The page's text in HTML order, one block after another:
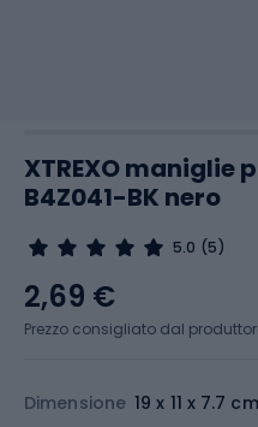
XTREXO maniglie
B4Z041-BK nero
5.0 (5)
Dimensione 19 x 11 x 7.7 cm
2,69 €
Prezzo consigliato dal